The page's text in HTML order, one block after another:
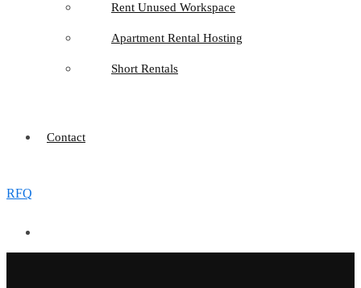
Rent Unused Workspace
Apartment Rental Hosting
Short Rentals
Contact
RFQ